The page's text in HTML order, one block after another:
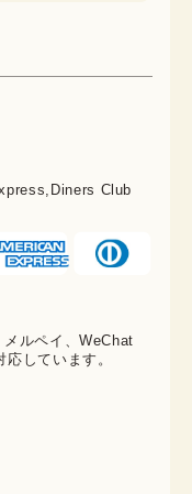
Club
ルペイ、WeChat
しています。